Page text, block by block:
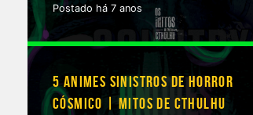
Postado há 7 anos
5 ANIMES SINISTROS DE HORROR
CÓSMICO | MITOS DE CTHULHU